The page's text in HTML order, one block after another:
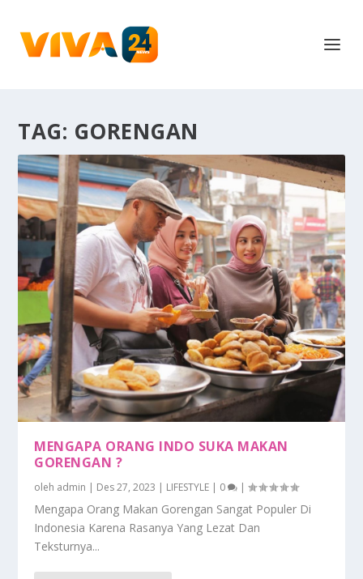
TAG: GORENGAN
MENGAPA ORANG INDO SUKA MAKAN
GORENGAN ?
oleh admin | Des 27, 2023 | LIFESTYLE | 0 |
Mengapa Orang Makan Gorengan Sangat Populer Di
Indonesia Karena Rasanya Yang Lezat Dan
Teksturnya...